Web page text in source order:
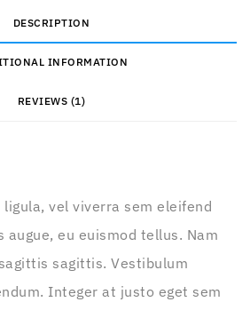
DESCRIPTION
INFORMATION
REVIEWS (1)
vel viverra sem eleifend
augue, eu euismod tellus. Nam
sagittis. Vestibulum
Integer at justo eget sem